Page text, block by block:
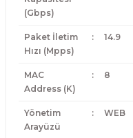
(Gbps)
Paket İletim
Hızı (Mpps)
: 14.9
MAC
Address (K)
: 8
Yönetim
Arayüzü
: WEB